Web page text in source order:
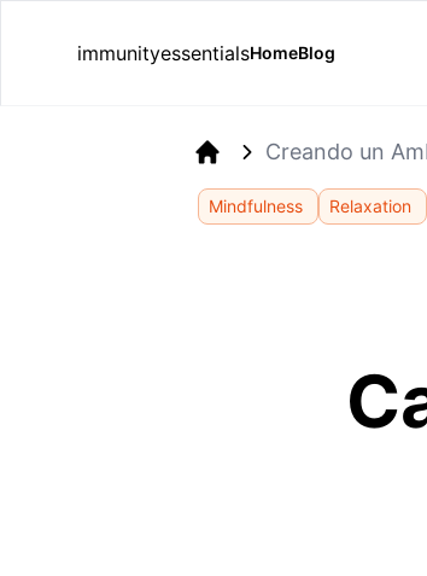
immunityessentialsHomeBlog
Creando un
Mindfulness Relaxation